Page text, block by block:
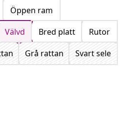
Öppen ram
Välvd Bred platt
Rutor
Grå rattan
Svart sele